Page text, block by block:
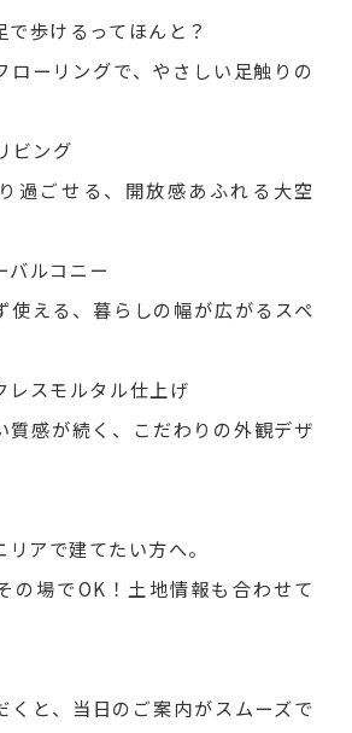
歩けるってほんと？
ローリングで、やさしい足触りの
ビング
過ごせる、開放感あふれる大空
バルコニー
使える、暮らしの幅が広がるスペ
レスモルタル仕上げ
質感が続く、こだわりの外観デザ
リアで建てたい方へ。
の場でOK！土地情報も合わせて
くと、当日のご案内がスムーズで